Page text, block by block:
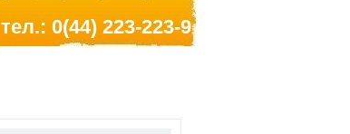
тел.: 0(44) 223-223-9